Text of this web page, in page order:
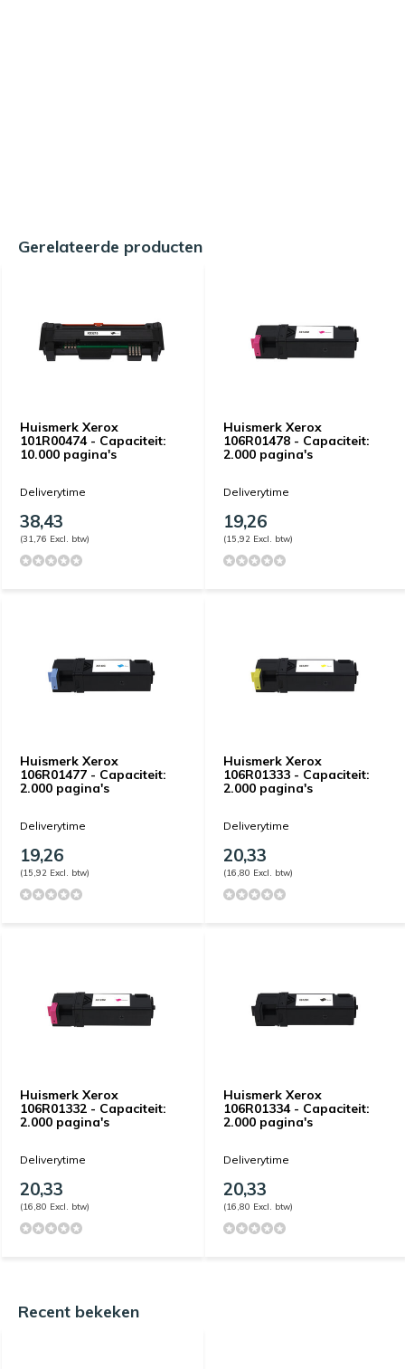
Gerelateerde producten
Huismerk Xerox
101R00474 - Capaciteit:
10.000 pagina's
Deliverytime
38,43
(31,76 Excl. btw)
Huismerk Xerox
106R01478 - Capaciteit:
2.000 pagina's
Deliverytime
19,26
(15,92 Excl. btw)
Huismerk Xerox
106R01477 - Capaciteit:
2.000 pagina's
Deliverytime
19,26
(15,92 Excl. btw)
Huismerk Xerox
106R01333 - Capaciteit:
2.000 pagina's
Deliverytime
20,33
(16,80 Excl. btw)
Huismerk Xerox
106R01332 - Capaciteit:
2.000 pagina's
Deliverytime
20,33
(16,80 Excl. btw)
Huismerk Xerox
106R01334 - Capaciteit:
2.000 pagina's
Deliverytime
20,33
(16,80 Excl. btw)
Recent bekeken